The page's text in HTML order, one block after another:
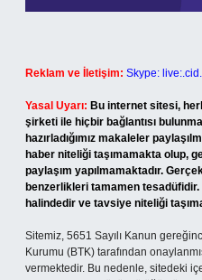
Reklam ve İletişim: Skype:
Yasal Uyarı: Bu internet sitesi,
şirketi ile hiçbir bağlantısı
hazırladığımız makaleler
haber niteliği taşımamakta olup,
paylaşım yapılmamaktadır.
benzerlikleri tamamen
halindedir ve tavsiye niteliği
Sitemiz, 5651 Sayılı Kanun
Kurumu (BTK) tarafından
vermektedir. Bu nedenle, sitedeki